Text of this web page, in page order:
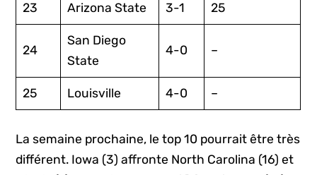
23 Arizona State 3-1 25
24
San Diego
State
4-0 –
25 Louisville 4-0 –
La semaine prochaine, le top 10 pourrait être très
différent. Iowa (3) affronte North Carolina (16) et